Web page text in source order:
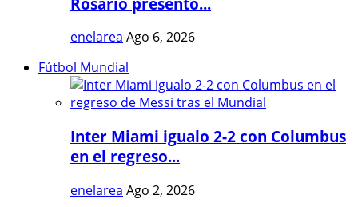
enelarea Ago 6, 2026
Fútbol Mundial
Inter Miami igualo 2-2 con Columbus
en el regreso...
enelarea Ago 2, 2026